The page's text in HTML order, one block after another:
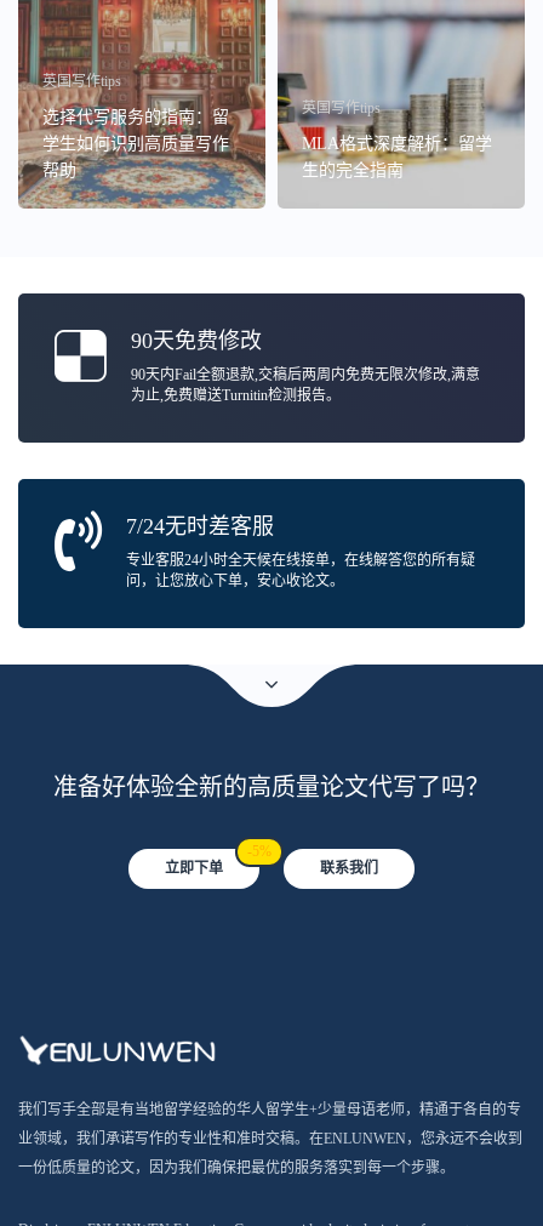
英国写作tips
选择代写服务的指南：留
学生如何识别高质量写作
帮助
英国写作tips
MLA格式深度解析：留学
生的完全指南
90天免费修改
90天内Fail全额退款,交稿后两周内免费无限次修改,满意
为止,免费赠送Turnitin检测报告。
7/24无时差客服
专业客服24小时全天候在线接单，在线解答您的所有疑
问，让您放心下单，安心收论文。
准备好体验全新的高质量论文代写了吗？
立即下单
-5%
联系我们
我们写手全部是有当地留学经验的华人留学生+少量母语老师，精通于各自的专
业领域，我们承诺写作的专业性和准时交稿。在ENLUNWEN，您永远不会收到
一份低质量的论文，因为我们确保把最优的服务落实到每一个步骤。